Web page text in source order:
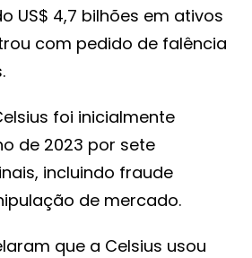
US$ 4,7 bilhões em ativos
com pedido de falência
foi inicialmente
de 2023 por sete
incluindo fraude
de mercado.
que a Celsius usou